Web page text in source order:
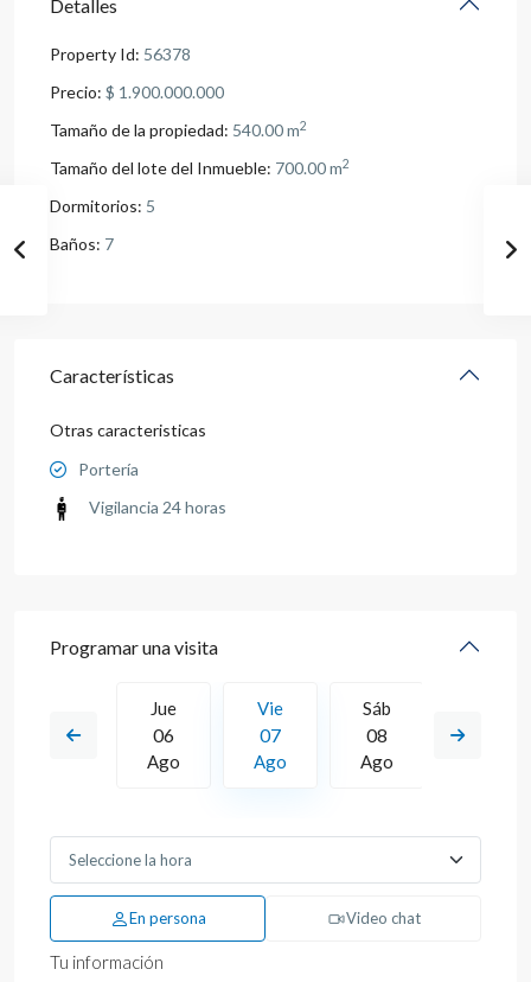
Detalles
Property Id: 56378
Precio: $ 1.900.000.000
Tamaño de la propiedad: 540.00 m2
Tamaño del lote del Inmueble: 700.00 m2
Dormitorios: 5
Baños: 7
Características
Otras caracteristicas
Portería
Vigilancia 24 horas
Programar una visita
15
Jue
06
Ago
Vie
07
Ago
Sáb
08
Ago
En persona Video chat
Tu información